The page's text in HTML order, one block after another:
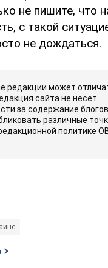
не пишите, что
с такой
не дождаться.
редакции может
сайта не несет
за содержание
различные
политике